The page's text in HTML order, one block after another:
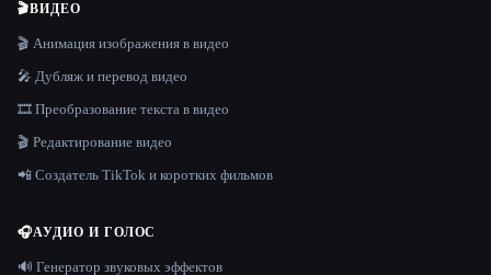
🎬ВИДЕО
🎬 Анимация изображения в видео
🎤 Дубляж и перевод видео
🎞️ Преобразование текста в видео
🎬 Редактирование видео
📲 Создатель TikTok и коротких фильмов
🎧АУДИО И ГОЛОС
🔊 Генератор звуковых эффектов